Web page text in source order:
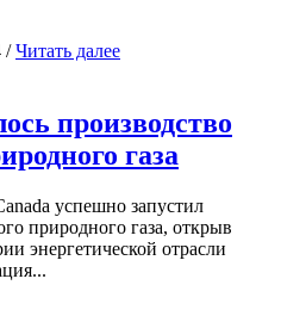
/Читать далее
производство
газа
успешно запустил
природного газа, открыв
энергетической отрасли